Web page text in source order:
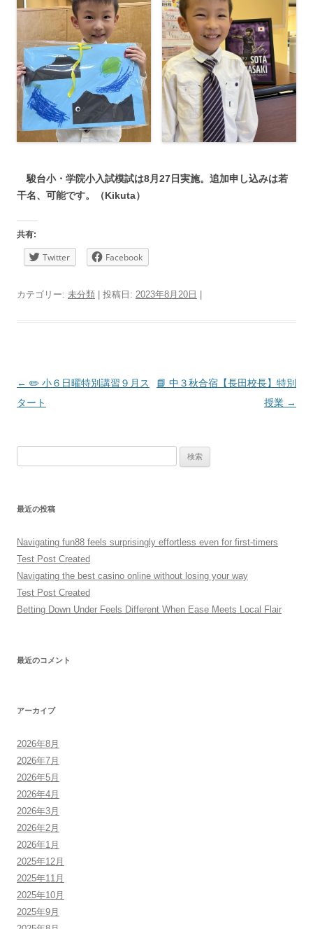
駿台小・学院小入試模試は8月27日実施。追加申し込みは若
干名、可能です。（Kikuta）
共有:
Twitter Facebook
カテゴリー: 未分類 | 投稿日: 2023年8月20日
投
稿
ン
← ✏️ 小６日曜特別講習９月ス
タート
📘 中３秋合宿【長田校長】特別
授業 →
最近の投稿
Navigating fun88 feels surprisingly effortless even for first-timers
Test Post Created
Navigating the best casino online without losing your way
Test Post Created
Betting Down Under Feels Different When Ease Meets Local Flair
最近のコメント
アーカイブ
2026年8月
2026年7月
2026年5月
2026年4月
2026年3月
2026年2月
2026年1月
2025年12月
2025年11月
2025年10月
2025年9月